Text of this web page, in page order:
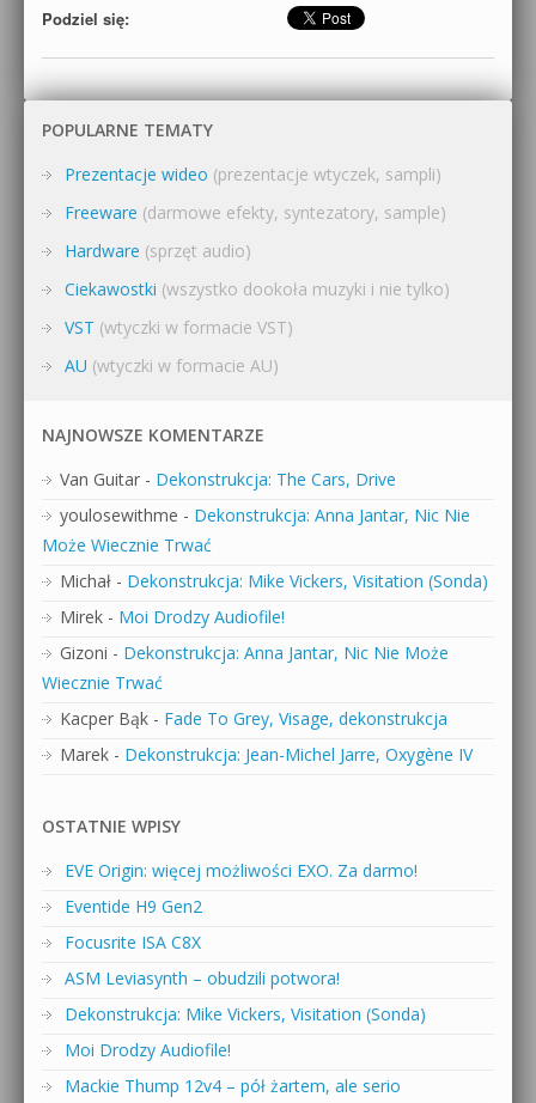
Podziel się:
POPULARNE TEMATY
Prezentacje wideo (prezentacje wtyczek, sampli)
Freeware (darmowe efekty, syntezatory, sample)
Hardware (sprzęt audio)
Ciekawostki (wszystko dookoła muzyki i nie tylko)
VST (wtyczki w formacie VST)
AU (wtyczki w formacie AU)
NAJNOWSZE KOMENTARZE
Van Guitar - Dekonstrukcja: The Cars, Drive
youlosewithme - Dekonstrukcja: Anna Jantar, Nic Nie
Może Wiecznie Trwać
Michał - Dekonstrukcja: Mike Vickers, Visitation (Sonda)
Mirek - Moi Drodzy Audiofile!
Gizoni - Dekonstrukcja: Anna Jantar, Nic Nie Może
Wiecznie Trwać
Kacper Bąk - Fade To Grey, Visage, dekonstrukcja
Marek - Dekonstrukcja: Jean-Michel Jarre, Oxygène IV
OSTATNIE WPISY
EVE Origin: więcej możliwości EXO. Za darmo!
Eventide H9 Gen2
Focusrite ISA C8X
ASM Leviasynth – obudzili potwora!
Dekonstrukcja: Mike Vickers, Visitation (Sonda)
Moi Drodzy Audiofile!
Mackie Thump 12v4 – pół żartem, ale serio